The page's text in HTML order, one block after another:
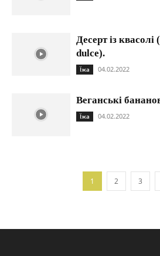
Десерт із
dulce).
Їжа 04.02.2022
Веганські
Їжа 04.02.2022
1 2 3